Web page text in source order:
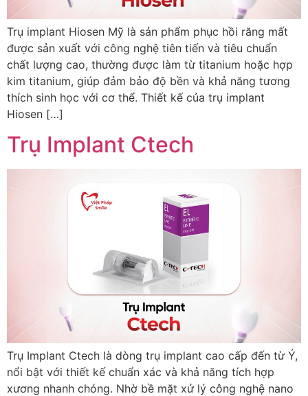
Trụ implant Hiosen Mỹ là sản phẩm phục hồi răng mất
được sản xuất với công nghệ tiên tiến và tiêu chuẩn
chất lượng cao, thường được làm từ titanium hoặc hợp
kim titanium, giúp đảm bảo độ bền và khả năng tương
thích sinh học với cơ thể. Thiết kế của trụ implant
Hiosen […]
Trụ Implant Ctech
Trụ Implant Ctech là dòng trụ implant cao cấp đến từ Ý,
nổi bật với thiết kế chuẩn xác và khả năng tích hợp
xương nhanh chóng. Nhờ bề mặt xử lý công nghệ nano